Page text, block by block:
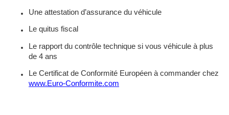
Une attestation d’assurance du véhicule
Le quitus fiscal
Le rapport du contrôle technique si vous véhicule à plus
de 4 ans
Le Certificat de Conformité Européen à commander chez
www.Euro-Conformite.com